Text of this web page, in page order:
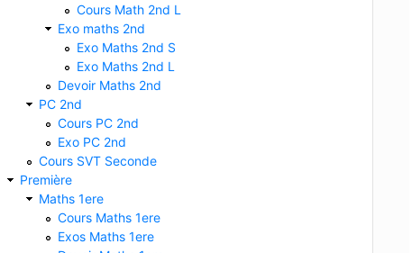
Cours Math 2nd L
Exo maths 2nd
Exo Maths 2nd S
Exo Maths 2nd L
Devoir Maths 2nd
PC 2nd
Cours PC 2nd
Exo PC 2nd
Cours SVT Seconde
Première
Maths 1ere
Cours Maths 1ere
Exos Maths 1ere